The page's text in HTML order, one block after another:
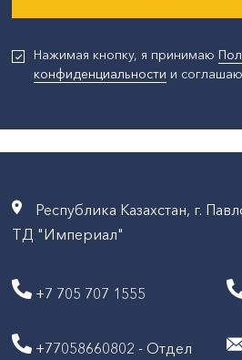
Нажимая кнопку, я принимаю
конфиденциальности и
Республика Казахстан, г.
ТД "Империал"
+7 705 707 1555
+77058660802 - Отдел